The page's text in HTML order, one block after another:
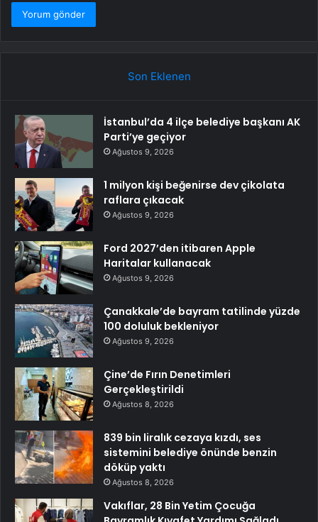
Son Eklenen
İstanbul’da 4 ilçe belediye başkanı AK
Parti’ye geçiyor
Ağustos 9, 2026
1 milyon kişi beğenirse dev çikolata
raflara çıkacak
Ağustos 9, 2026
Ford 2027’den itibaren Apple
Haritalar kullanacak
Ağustos 9, 2026
Çanakkale’de bayram tatilinde yüzde
100 doluluk bekleniyor
Ağustos 9, 2026
Çine’de Fırın Denetimleri
Gerçekleştirildi
Ağustos 8, 2026
839 bin liralık cezaya kızdı, ses
sistemini belediye önünde benzin
döküp yaktı
Ağustos 8, 2026
Vakıflar, 28 Bin Yetim Çocuğa